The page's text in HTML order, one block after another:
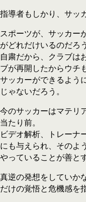
指導者もしかり、サッ
スポーツが、サッカー
がどれだけいるのだろう
自粛だから、クラブは
ブが再開したからウチ
サッカーができるよう
じゃないだろう。
今のサッカーはマテリ
当たり前。
ビデオ解析、トレーナ
にも与えられ、そのよ
やっていることが善と
真逆の発想をしていか
だけの覚悟と危機感を